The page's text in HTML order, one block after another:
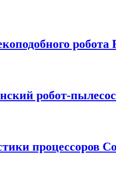
робот-
процессоров